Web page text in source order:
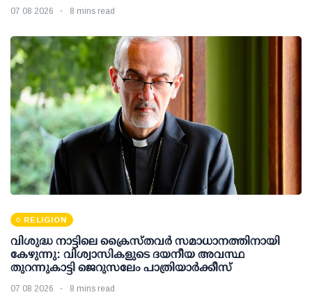
07 08 2026 8 mins read
RELIGION
വിശുദ്ധ നാട്ടിലെ ക്രൈസ്തവർ സമാധാനത്തിനായി
കേഴുന്നു: വിശ്വാസികളുടെ ദയനീയ അവസ്ഥ
തുറന്നുകാട്ടി ജെറുസലേം പാത്രിയാർക്കീസ്
07 08 2026 8 mins read